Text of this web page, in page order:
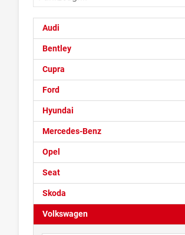
Audi
Bentley
Cupra
Ford
Hyundai
Mercedes-Benz
Opel
Seat
Skoda
Volkswagen